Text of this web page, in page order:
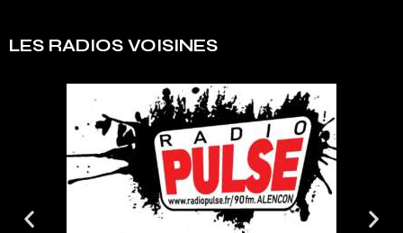
LES RADIOS VOISINES